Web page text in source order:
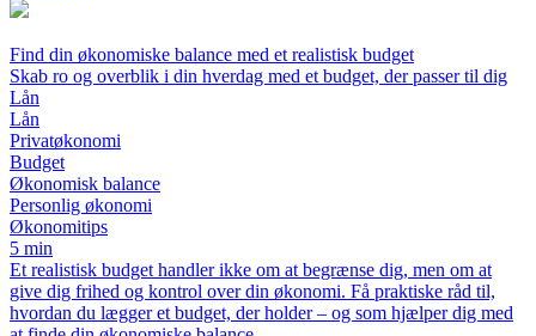
Find din økonomiske balance med et realistisk budget
Skab ro og overblik i din hverdag med et budget, der passer til dig
Lån
Lån
Privatøkonomi
Budget
Økonomisk balance
Personlig økonomi
Økonomitips
5 min
Et realistisk budget handler ikke om at begrænse dig, men om at
give dig frihed og kontrol over din økonomi. Få praktiske råd til,
hvordan du lægger et budget, der holder – og som hjælper dig med